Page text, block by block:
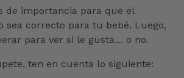
de importancia para que el
sea correcto para tu bebé. Luego,
para ver si le gusta… o no.
ten en cuenta lo siguiente: